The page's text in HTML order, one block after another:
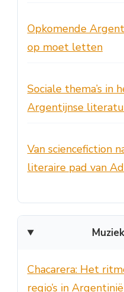
Opkomende
op moet letten
Sociale thema’s in
Argentijnse
Van sciencefiction
literaire pad van
Chacarera: Het
regio’s in Argentinië